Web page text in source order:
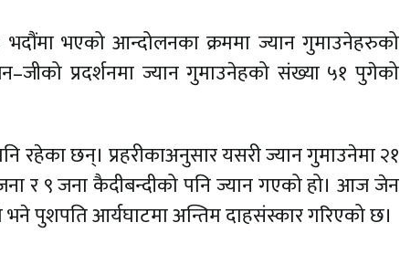
भदौंमा भएको आन्दोलनका क्रममा ज्यान गुमाउनेहरुको
प्रदर्शनमा ज्यान गुमाउनेहको संख्या ५१ पुगेको
रहेका छन्। प्रहरीकाअनुसार यसरी ज्यान गुमाउनेमा २१
र ९ जना कैदीबन्दीको पनि ज्यान गएको हो। आज जेन
पुशपति आर्यघाटमा अन्तिम दाहसंस्कार गरिएको छ।